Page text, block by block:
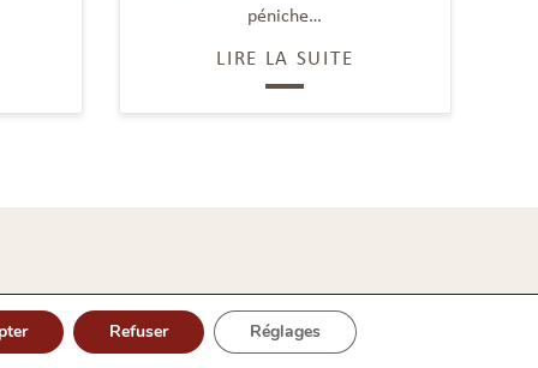
péniche…
LIRE LA SUITE
© 2026 Refuser Réglages